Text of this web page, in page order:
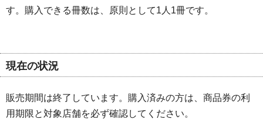
す。購入できる冊数は、原則として1人1冊です。
現在の状況
販売期間は終了しています。購入済みの方は、商品券の利
用期限と対象店舗を必ず確認してください。